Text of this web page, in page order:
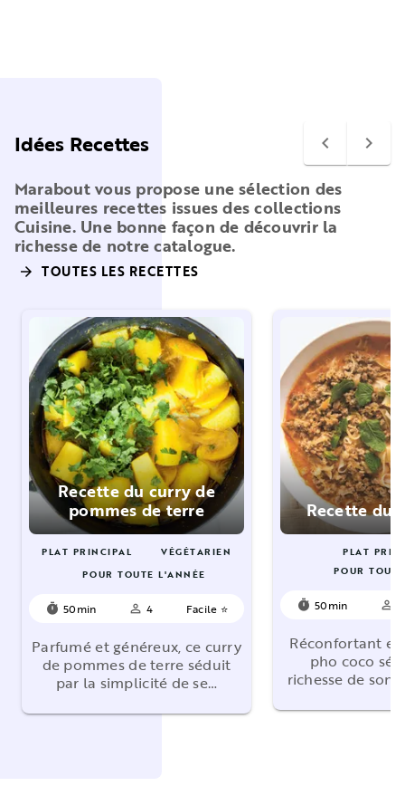
Idées Recettes navigate_before navigate_next
Marabout vous propose une sélection des
meilleures recettes issues des collections
Cuisine. Une bonne façon de découvrir la
richesse de notre catalogue.
arrow_forward TOUTES LES RECETTES
Recette du curry de
pommes de terre
PLAT PRINCIPAL
VÉGÉTARIEN
POUR TOUTE L'ANNÉE
timer 50min person_outline 4 Facile ⭐
Parfumé et généreux, ce curry
de pommes de terre séduit
par la simplicité de se…
Recette du
PLAT
POUR
timer 50min person_outline
Réconfortant et
pho coco
richesse de son